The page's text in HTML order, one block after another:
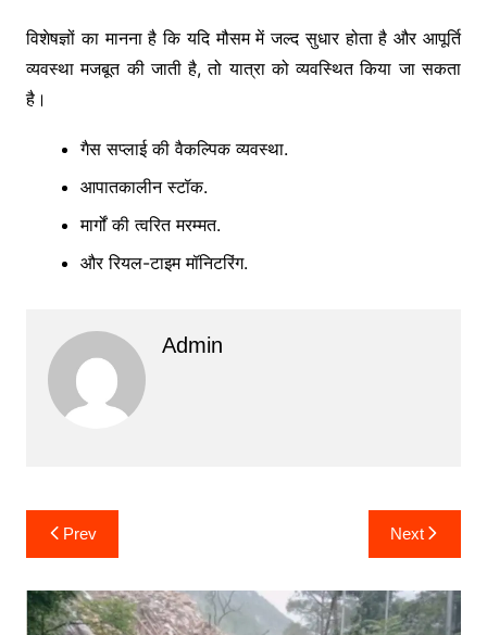
विशेषज्ञों का मानना है कि यदि मौसम में जल्द सुधार होता है और आपूर्ति
व्यवस्था मजबूत की जाती है, तो यात्रा को व्यवस्थित किया जा सकता
है।
गैस सप्लाई की वैकल्पिक व्यवस्था.
आपातकालीन स्टॉक.
मार्गों की त्वरित मरम्मत.
और रियल-टाइम मॉनिटरिंग.
Admin
Post
navigation
Prev Next